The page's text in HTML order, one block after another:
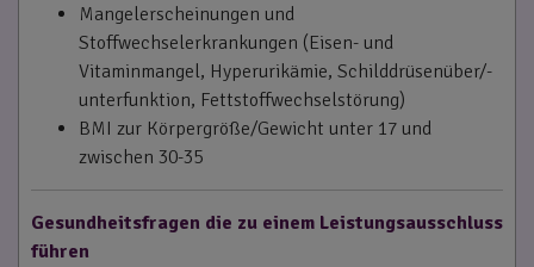
Mangelerscheinungen und
Stoffwechselerkrankungen (Eisen- und
Vitaminmangel, Hyperurikämie, Schilddrüsenüber/-
unterfunktion, Fettstoffwechselstörung)
BMI zur Körpergröße/Gewicht unter 17 und
zwischen 30-35
Gesundheitsfragen die zu einem Leistungsausschluss
führen